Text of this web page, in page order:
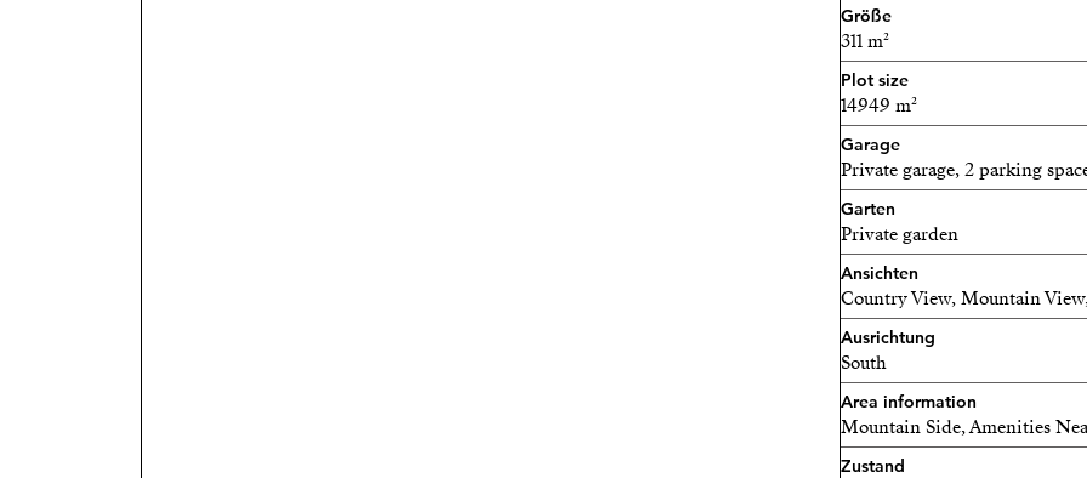
Privatsphäre für alle
Inbegriff für das Leben im
für alle, die einen
Santa Maria del Camí
Kontaktieren Sie uns noch
vereinbaren!
Größe
311 m²
Plot size
14949 m²
Garage
Private garage, 2 parking
Garten
Private garden
Ansichten
Country View, Mountain
Ausrichtung
South
Area information
Mountain Side, Amenities
Zustand